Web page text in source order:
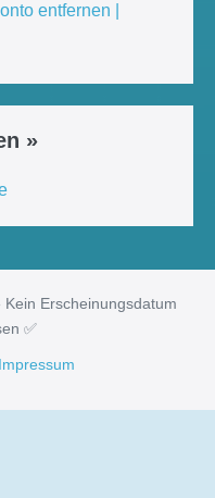
entfernen |
»
Erscheinungsdatum
✅
Impressum